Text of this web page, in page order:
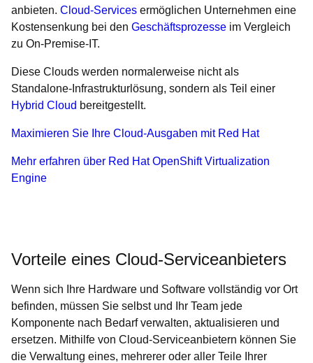
anbieten. Cloud-Services ermöglichen Unternehmen eine
Kostensenkung bei den Geschäftsprozesse im Vergleich
zu On-Premise-IT.
Diese Clouds werden normalerweise nicht als
Standalone-Infrastrukturlösung, sondern als Teil einer
Hybrid Cloud bereitgestellt.
Maximieren Sie Ihre Cloud-Ausgaben mit Red Hat
Mehr erfahren über Red Hat OpenShift Virtualization
Engine
Vorteile eines Cloud-Serviceanbieters
Wenn sich Ihre Hardware und Software vollständig vor Ort
befinden, müssen Sie selbst und Ihr Team jede
Komponente nach Bedarf verwalten, aktualisieren und
ersetzen. Mithilfe von Cloud-Serviceanbietern können Sie
die Verwaltung eines, mehrerer oder aller Teile Ihrer